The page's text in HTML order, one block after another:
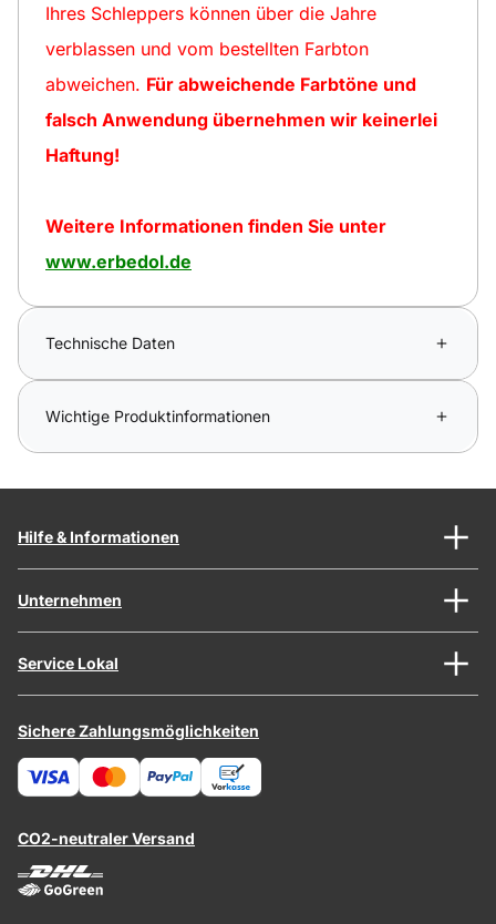
Ihres Schleppers können über die Jahre
verblassen und vom bestellten Farbton
abweichen. Für abweichende Farbtöne und
falsch Anwendung übernehmen wir keinerlei
Haftung!
Weitere Informationen finden Sie unter
www.erbedol.de
Technische Daten
Wichtige Produktinformationen
Hilfe & Informationen
Unternehmen
Service Lokal
Sichere Zahlungsmöglichkeiten
CO2-neutraler Versand